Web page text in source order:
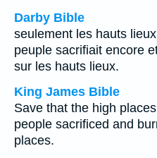
Darby Bible
seulement les hauts
peuple sacrifiait encore
sur les hauts lieux.
King James Bible
Save that the high
people sacrificed and
places.